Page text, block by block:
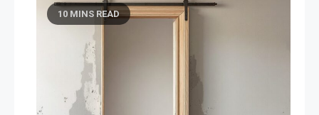
10 MINS READ